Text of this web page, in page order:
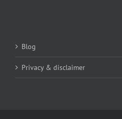
Blog
Privacy & disclaimer